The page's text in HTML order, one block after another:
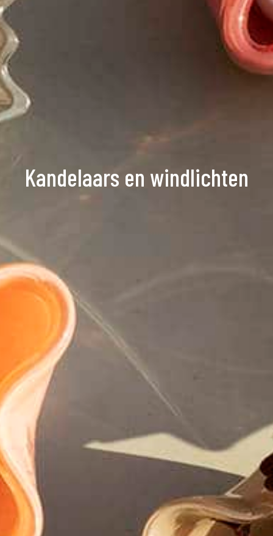
Kandelaars en windlichten